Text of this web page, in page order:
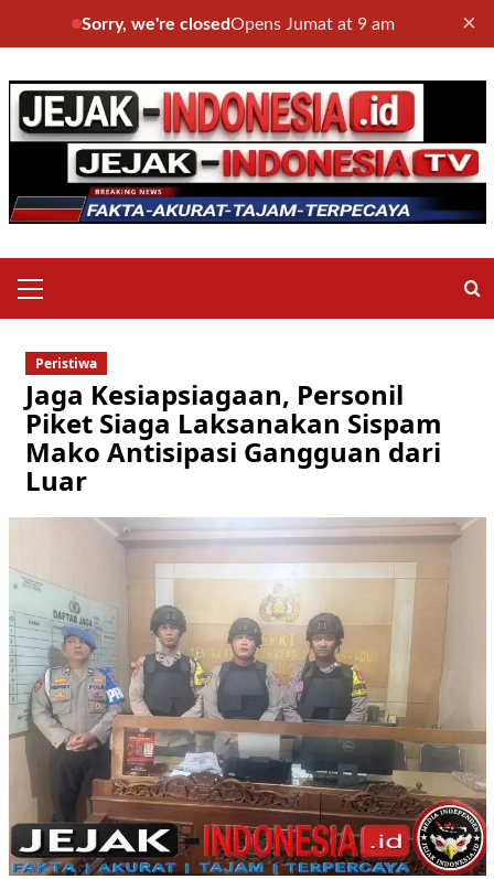
Sorry, we're closedOpens Jumat at 9 am ×
to
content
Menu
Peristiwa
Jaga Kesiapsiagaan, Personil
Piket Siaga Laksanakan Sispam
Mako Antisipasi Gangguan dari
Luar